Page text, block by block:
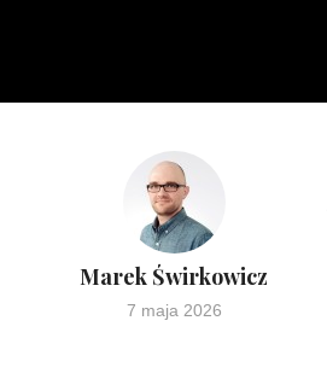
Marek Świrkowicz
7 maja 2026